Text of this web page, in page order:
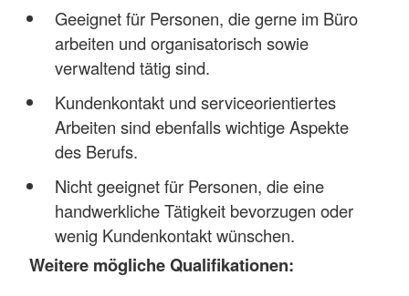
Geeignet für Personen, die gerne im Büro
arbeiten und organisatorisch sowie
verwaltend tätig sind.
Kundenkontakt und serviceorientiertes
Arbeiten sind ebenfalls wichtige Aspekte
des Berufs.
Nicht geeignet für Personen, die eine
handwerkliche Tätigkeit bevorzugen oder
wenig Kundenkontakt wünschen.
Weitere mögliche Qualifikationen: